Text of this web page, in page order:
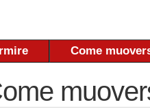
Come